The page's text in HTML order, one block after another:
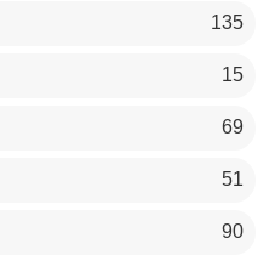
135
15
69
51
90